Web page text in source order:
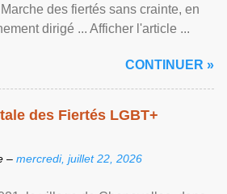
des fiertés sans crainte, en
dirigé ... Afficher l'article ...
CONTINUER »
des Fiertés LGBT+
– mercredi, juillet 22, 2026